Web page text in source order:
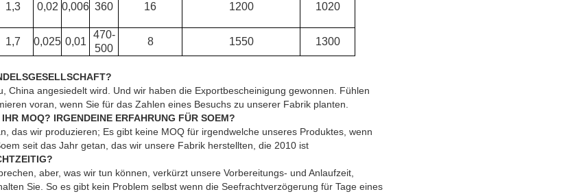
1,3 0,02 0,006 360 16 1200 1020
1,7 0,025 0,01
470-
500
8 1550 1300
China angesiedelt wird. Und wir haben die Exportbescheinigung gewonnen. Fühlen
voran, wenn Sie für das Zahlen eines Besuchs zu unserer Fabrik planten.
MOQ? IRGENDEINE ERFAHRUNG FÜR SOEM?
das wir produzieren; Es gibt keine MOQ für irgendwelche unseres Produktes, wenn
seit das Jahr getan, das wir unsere Fabrik herstellten, die 2010 ist
aber, was wir tun können, verkürzt unsere Vorbereitungs- und Anlaufzeit,
Sie. So es gibt kein Problem selbst wenn die Seefrachtverzögerung für Tage eines